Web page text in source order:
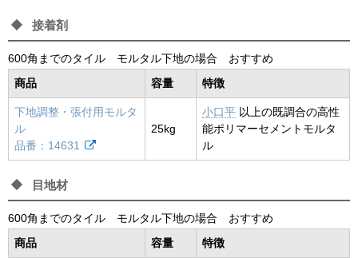
接着剤
600角までのタイル モルタル下地の場合 おすすめ
商品 容量 特徴
下地調整・張付用モルタ
ル
品番：14631
25kg
小口平 以上の既調合の高性
能ポリマーセメントモルタ
ル
目地材
600角までのタイル モルタル下地の場合 おすすめ
商品 容量 特徴